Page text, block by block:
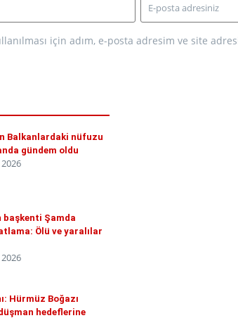
için adım, e-posta adresim ve site
Balkanlardaki nüfuzu
gündem oldu
başkenti Şamda
Ölü ve yaralılar
Hürmüz Boğazı
hedeflerine